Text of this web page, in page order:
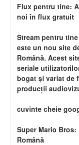
Flux pentru tine:
noi în flux gratuit
Stream pentru
este un nou site
Română. Acest
seriale
bogat și variat de
producții
cuvinte cheie
Super Mario
Română